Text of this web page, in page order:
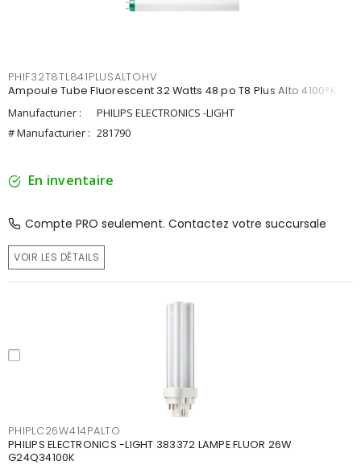
PHIF32T8TL841PLUSALTOHV
Ampoule Tube Fluorescent 32 Watts 48 po T8 Plus Alto 4100°K
Manufacturier :
PHILIPS ELECTRONICS -LIGHT
# Manufacturier : 281790
En inventaire
Compte PRO seulement. Contactez votre succursale
VOIR LES DÉTAILS
PHIPLC26W414PALTO
PHILIPS ELECTRONICS -LIGHT 383372 LAMPE FLUOR 26W
G24Q34100K